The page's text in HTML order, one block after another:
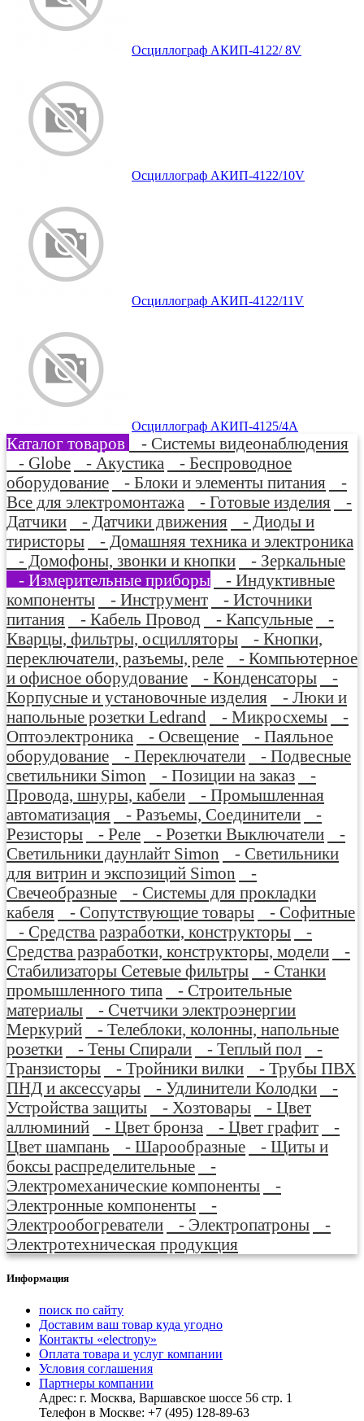
Осциллограф АКИП-4122/ 8V
Осциллограф АКИП-4122/10V
Осциллограф АКИП-4122/11V
Осциллограф АКИП-4125/4А
Каталог товаров
- Системы видеонаблюдения
- Globe
- Акустика
- Беспроводное
оборудование
- Блоки и элементы питания
-
Все для электромонтажа
- Готовые изделия
-
Датчики
- Датчики движения
- Диоды и
тиристоры
- Домашняя техника и электроника
- Домофоны, звонки и кнопки
- Зеркальные
- Измерительные приборы
- Индуктивные
компоненты
- Инструмент
- Источники
питания
- Кабель Провод - Капсульные
-
Кварцы, фильтры, осцилляторы
- Кнопки,
переключатели, разъемы, реле
- Компьютерное
и офисное оборудование
- Конденсаторы
-
Корпусные и установочные изделия
- Люки и
напольные розетки Ledrand
- Микросхемы
-
Оптоэлектроника
- Освещение
- Паяльное
оборудование
- Переключатели
- Подвесные
светильники Simon
- Позиции на заказ
-
Провода, шнуры, кабели
- Промышленная
автоматизация
- Разъемы, Соединители
-
Резисторы
- Реле - Розетки Выключатели
-
Светильники даунлайт Simon
- Светильники
для витрин и экспозиций Simon
-
Свечеобразные
- Системы для прокладки
кабеля
- Сопутствующие товары
- Софитные
- Средства разработки, конструкторы
-
Средства разработки, конструкторы, модели
-
Стабилизаторы Сетевые фильтры
- Станки
промышленного типа
- Строительные
материалы
- Счетчики электроэнергии
Меркурий
- Телеблоки, колонны, напольные
розетки
- Тены Спирали - Теплый пол
-
Транзисторы
- Тройники вилки
- Трубы ПВХ
ПНД и аксессуары
- Удлинители Колодки
-
Устройства защиты
- Хозтовары
- Цвет
аллюминий
- Цвет бронза - Цвет графит
-
Цвет шампань
- Шарообразные
- Щиты и
боксы распределительные
-
Электромеханические компоненты
-
Электронные компоненты
-
Электрообогреватели
- Электропатроны
-
Электротехническая продукция
Информация
поиск по сайту
Доставим ваш товар куда угодно
Контакты «electrony»
Оплата товара и услуг компании
Условия соглашения
Партнеры компании
Адрес: г. Москва, Варшавское шоссе 56 стр. 1
Телефон в Москве: +7 (495) 128-89-63